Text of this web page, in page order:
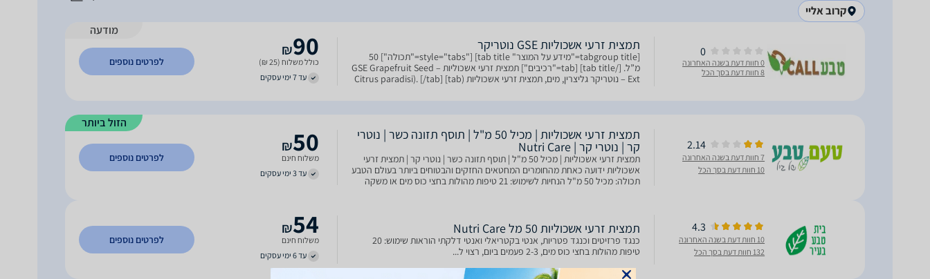
קרוב אליי
0
0 חוות דעת בשנה האחרונה
8 חוות דעת בסך הכל
תמצית זרעי אשכוליות GSE נוטריקר
[tabgroup title="מידע על המוצר" style="tabs"] [tab title="תכולה"] 50
מ”ל. [/tab] [tab title="רכיבים"] תמצית זרעי אשכוליות – GSE Grapefruit Seed
Ext – נוטריקר גליצרין, מים, תמצית זרעי אשכוליות (Citrus paradisi). [/tab] [tab
90
₪
כולל משלוח (25 ₪)
עד 7 ימי עסקים
לפרטים נוספים
מודעה
הזול ביותר
2.14
7 חוות דעת בשנה האחרונה
10 חוות דעת בסך הכל
תמצית זרעי אשכוליות | מכיל 50 מ"ל | תוסף תזונה כשר | נוטרי
קר | נוטרי קר | Nutri Care
תמצית זרעי אשכוליות | מכיל 50 מ"ל | תוסף תזונה כשר | נוטרי קר | תמצית זרעי
אשכוליות ידועה כאחת מהחומרים המחטאים החזקים והבטוחים ביותר בעולם הטבע
תכולה: מכיל 50 מ"ל הנחיות לשימוש: 21 טיפות מהולות בחצי כוס מים או משקה
50
₪
משלוח חינם
עד 3 ימי עסקים
לפרטים נוספים
4.3
10 חוות דעת בשנה האחרונה
132 חוות דעת בסך הכל
תמצית זרעי אשכוליות 50 מל Nutri Care
כנגד פרזיטים וכנגד פטריות, אנטי בקטריאלי ואנטי דלקתי הוראות שימוש: 20
טיפות מהולות בחצי כוס מים, 2-3 פעמים ביום, רצוי ל...
54
₪
משלוח חינם
עד 6 ימי עסקים
לפרטים נוספים